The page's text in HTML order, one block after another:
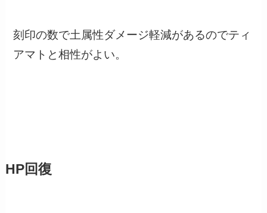
刻印の数で土属性ダメージ軽減があるのでティ
アマトと相性がよい。
HP回復